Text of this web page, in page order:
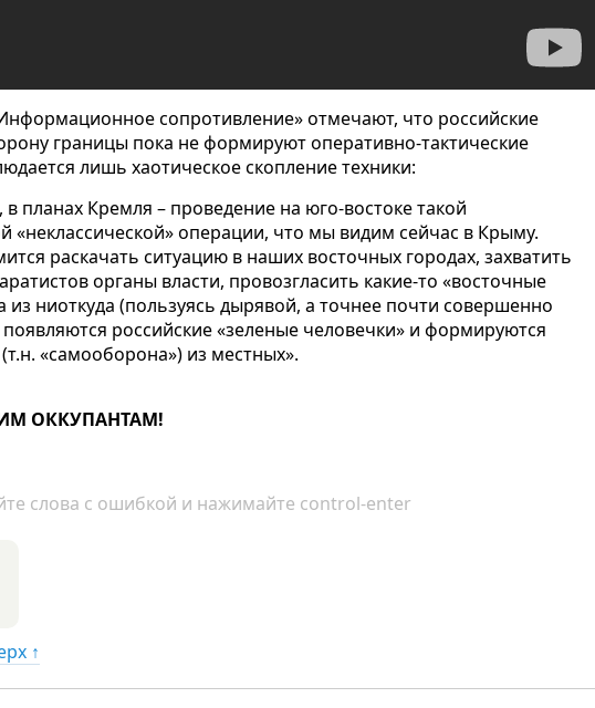
сопротивление» отмечают, что российские
границы пока не формируют оперативно-тактические
лишь хаотическое скопление техники:
планах Кремля – проведение на юго-востоке такой
«неклассической» операции, что мы видим сейчас в Крыму.
раскачать ситуацию в наших восточных городах, захватить
органы власти, провозгласить какие-то «восточные
из ниоткуда (пользуясь дырявой, а точнее почти совершенно
российские «зеленые человечки» и формируются
«самооборона») из местных».
ОККУПАНТАМ!
слова с ошибкой и нажимайте control-enter
↑